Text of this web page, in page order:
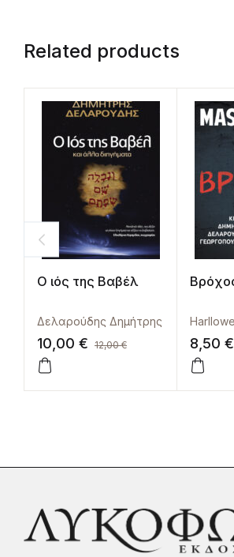
Related products
Ο ιός της Βαβέλ
Δελαρούδης Δημήτρης
10,00 € 12,00€ 8,50 €